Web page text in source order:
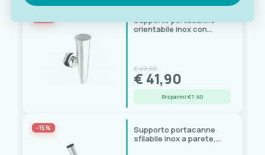
Supporto portacanne
orientabile inox con
€ 49,50
€ 41,90
Risparmi €7.60
-15%
Supporto portacanne
sfilabile inox a parete,